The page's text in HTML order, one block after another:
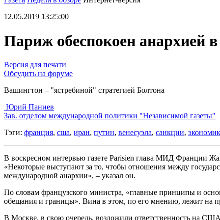
12.05.2019 13:25:00
Париж обеспокоен анархией
Версия для печати
Обсудить на форуме
Вашингтон – "ястребиной" стратегией Болтона
Юрий Паниев
Зав. отделом международной политики "Независимой газеты"
Тэги: франция, сша, иран, путин, венесуэла, санкции,
В воскресном интервью газете Parisien глава МИД Франции
«Некоторые выступают за то, чтобы отношения между
международной анархии», – указал он.
По словам французского министра, «главные принципы и
обещания и границы». Вина в этом, по его мнению, лежит на
В Москве, в свою очередь, возложили ответственность на